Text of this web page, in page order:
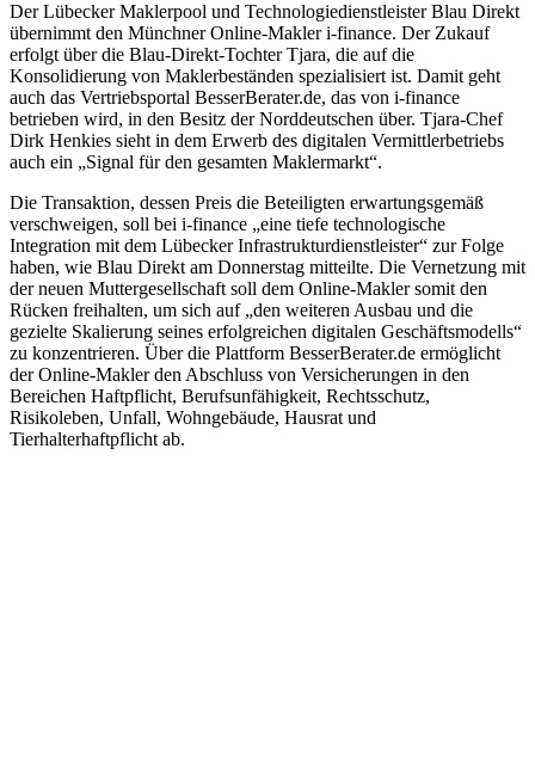
Der Lübecker Maklerpool und Technologiedienstleister Blau Direkt
übernimmt den Münchner Online-Makler i-finance. Der Zukauf
erfolgt über die Blau-Direkt-Tochter Tjara, die auf die
Konsolidierung von Maklerbeständen spezialisiert ist. Damit geht
auch das Vertriebsportal BesserBerater.de, das von i-finance
betrieben wird, in den Besitz der Norddeutschen über. Tjara-Chef
Dirk Henkies sieht in dem Erwerb des digitalen Vermittlerbetriebs
auch ein „Signal für den gesamten Maklermarkt“.
Die Transaktion, dessen Preis die Beteiligten erwartungsgemäß
verschweigen, soll bei i-finance „eine tiefe technologische
Integration mit dem Lübecker Infrastrukturdienstleister“ zur Folge
haben, wie Blau Direkt am Donnerstag mitteilte. Die Vernetzung mit
der neuen Muttergesellschaft soll dem Online-Makler somit den
Rücken freihalten, um sich auf „den weiteren Ausbau und die
gezielte Skalierung seines erfolgreichen digitalen Geschäftsmodells“
zu konzentrieren. Über die Plattform BesserBerater.de ermöglicht
der Online-Makler den Abschluss von Versicherungen in den
Bereichen Haftpflicht, Berufsunfähigkeit, Rechtsschutz,
Risikoleben, Unfall, Wohngebäude, Hausrat und
Tierhalterhaftpflicht ab.